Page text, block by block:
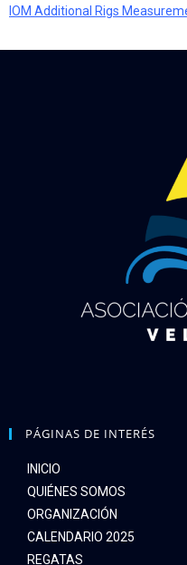
IOM Additional Rigs
PÁGINAS DE INTERÉS
INICIO
QUIÉNES SOMOS
ORGANIZACIÓN
CALENDARIO 2025
REGATAS